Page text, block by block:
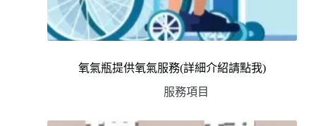
氧氣瓶提供氧氣服務(詳細介紹請點我)
服務項目